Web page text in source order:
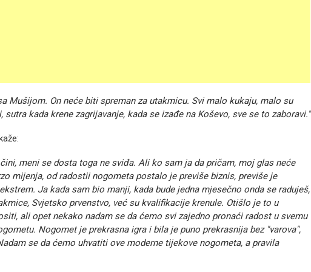
Mušijom. On neće biti spreman za utakmicu. Svi malo kukaju, malo su
kada krene zagrijavanje, kada se izađe na Koševo, sve se to zaboravi."
meni se dosta toga ne sviđa. Ali ko sam ja da pričam, moj glas neće
mijenja, od radostii nogometa postalo je previše biznis, previše je
Ja kada sam bio manji, kada bude jedna mjesečno onda se raduješ,
Svjetsko prvenstvo, već su kvalifikacije krenule. Otišlo je to u
ali opet nekako nadam se da ćemo svi zajedno pronaći radost u svemu
Nogomet je prekrasna igra i bila je puno prekrasnija bez "varova",
se da ćemo uhvatiti ove moderne tijekove nogometa, a pravila